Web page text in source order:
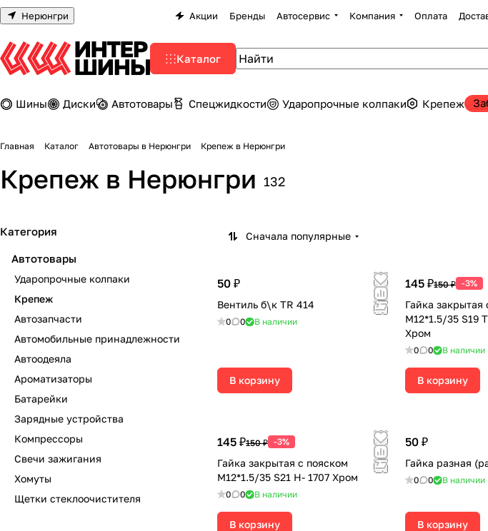
Нерюнгри Акции Бренды Автосервис Компания Оплата
Каталог
Шины Диски Автотовары Спецжидкости Ударопрочные колпаки Крепеж
Главная Каталог Автотовары в Нерюнгри Крепеж в Нерюнгри
Крепеж в Нерюнгри 132
Сначала популярные
50 ₽
Вентиль б\к TR 414
0 0 В наличии
В корзину
145 ₽150 ₽ -3%
Гайка закрытая
М12*1.5/35 S19
Хром
0 0 В наличии
В корзину
145 ₽150 ₽ -3%
Гайка закрытая с пояском
М12*1.5/35 S21 H- 1707 Хром
0 0 В наличии
В корзину
50 ₽
Гайка разная
0 0 В наличии
В корзину
Категория
Автотовары
Ударопрочные колпаки
Крепеж
Автозапчасти
Автомобильные принадлежности
Автоодеяла
Ароматизаторы
Батарейки
Зарядные устройства
Компрессоры
Свечи зажигания
Хомуты
Щетки стеклоочистителя